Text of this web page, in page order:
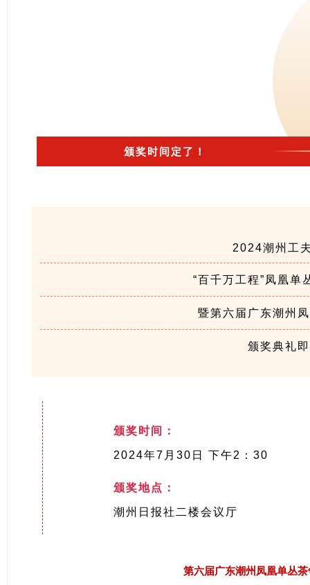
颁奖时间定了！
2024潮州工
“百千万工程”凤凰单
暨第六届广东潮州
颁奖典礼
颁奖时间：
2024年7月30日 下午2：30
颁奖地点：
潮州日报社二楼会议厅
第六届广东潮州凤凰单丛